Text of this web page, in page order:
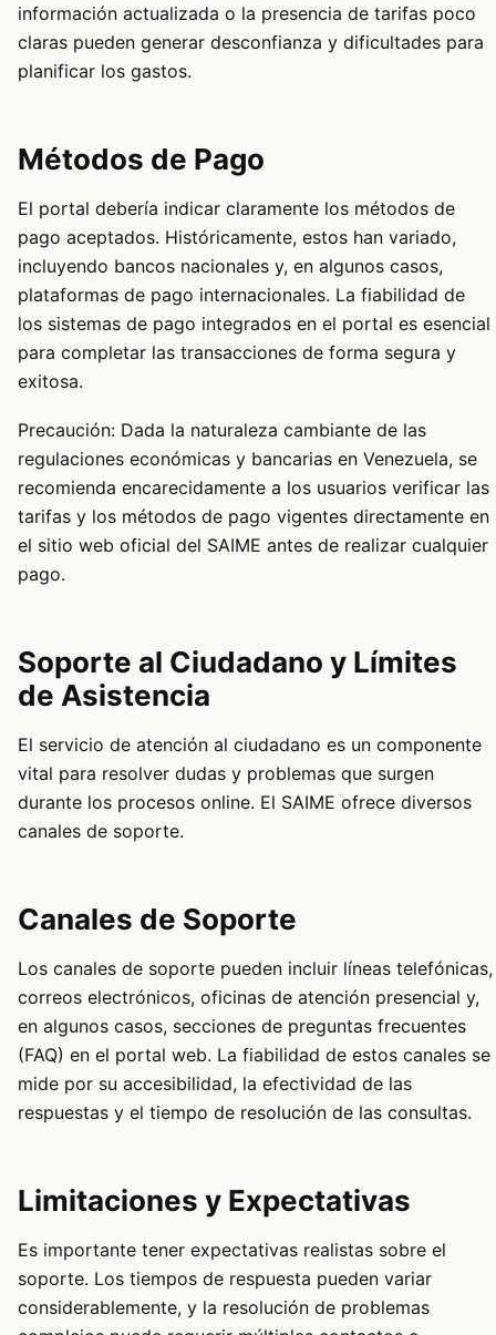
información actualizada o la presencia de tarifas poco
claras pueden generar desconfianza y dificultades para
planificar los gastos.
Métodos de Pago
El portal debería indicar claramente los métodos de
pago aceptados. Históricamente, estos han variado,
incluyendo bancos nacionales y, en algunos casos,
plataformas de pago internacionales. La fiabilidad de
los sistemas de pago integrados en el portal es esencial
para completar las transacciones de forma segura y
exitosa.
Precaución: Dada la naturaleza cambiante de las
regulaciones económicas y bancarias en Venezuela, se
recomienda encarecidamente a los usuarios verificar las
tarifas y los métodos de pago vigentes directamente en
el sitio web oficial del SAIME antes de realizar cualquier
pago.
Soporte al Ciudadano y Límites
de Asistencia
El servicio de atención al ciudadano es un componente
vital para resolver dudas y problemas que surgen
durante los procesos online. El SAIME ofrece diversos
canales de soporte.
Canales de Soporte
Los canales de soporte pueden incluir líneas telefónicas,
correos electrónicos, oficinas de atención presencial y,
en algunos casos, secciones de preguntas frecuentes
(FAQ) en el portal web. La fiabilidad de estos canales se
mide por su accesibilidad, la efectividad de las
respuestas y el tiempo de resolución de las consultas.
Limitaciones y Expectativas
Es importante tener expectativas realistas sobre el
soporte. Los tiempos de respuesta pueden variar
considerablemente, y la resolución de problemas